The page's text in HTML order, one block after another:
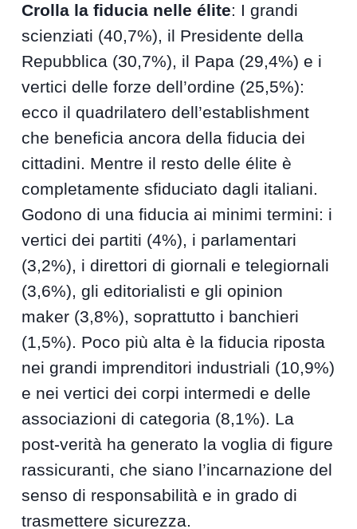
Crolla la fiducia nelle élite: I grandi
scienziati (40,7%), il Presidente della
Repubblica (30,7%), il Papa (29,4%) e i
vertici delle forze dell’ordine (25,5%):
ecco il quadrilatero dell’establishment
che beneficia ancora della fiducia dei
cittadini. Mentre il resto delle élite è
completamente sfiduciato dagli italiani.
Godono di una fiducia ai minimi termini: i
vertici dei partiti (4%), i parlamentari
(3,2%), i direttori di giornali e telegiornali
(3,6%), gli editorialisti e gli opinion
maker (3,8%), soprattutto i banchieri
(1,5%). Poco più alta è la fiducia riposta
nei grandi imprenditori industriali (10,9%)
e nei vertici dei corpi intermedi e delle
associazioni di categoria (8,1%). La
post-verità ha generato la voglia di figure
rassicuranti, che siano l’incarnazione del
senso di responsabilità e in grado di
trasmettere sicurezza.